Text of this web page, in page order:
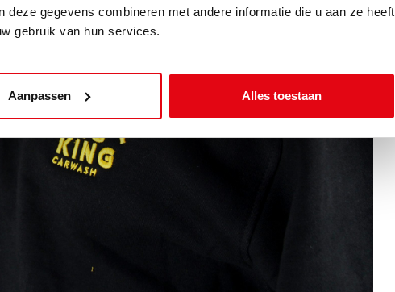
gegevens combineren met andere informatie die u aan ze heeft
gebruik van hun services.
Aanpassen Alles toestaan